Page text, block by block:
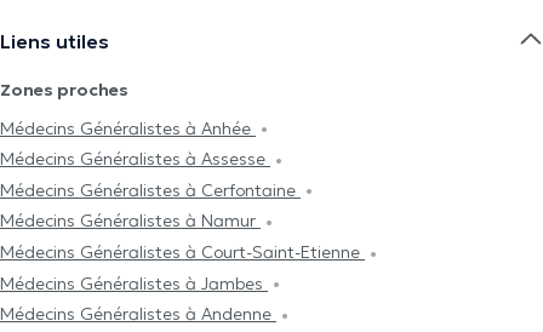
Liens utiles
Zones proches
Médecins Généralistes à Anhée
Médecins Généralistes à Assesse
Médecins Généralistes à Cerfontaine
Médecins Généralistes à Namur
Médecins Généralistes à Court-Saint-Etienne
Médecins Généralistes à Jambes
Médecins Généralistes à Andenne